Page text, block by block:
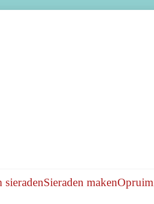
sieradenSieraden maken